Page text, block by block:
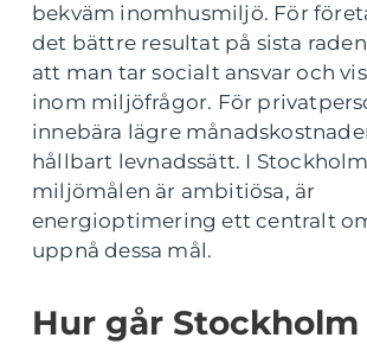
bekväm inomhusmiljö. För
det bättre resultat på sista
att man tar socialt ansvar och
inom miljöfrågor. För
innebära lägre
hållbart levnadssätt. I
miljömålen är ambitiösa, är
energioptimering ett centralt
uppnå dessa mål.
Hur går